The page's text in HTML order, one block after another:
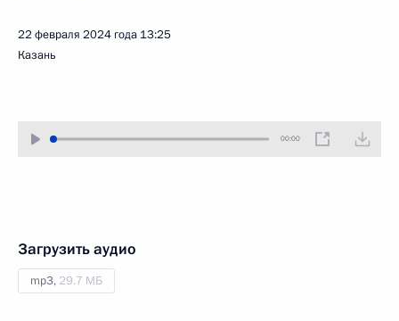
22 февраля 2024 года 13:25
Казань
00:00
Загрузить аудио
mp3, 29.7 МБ